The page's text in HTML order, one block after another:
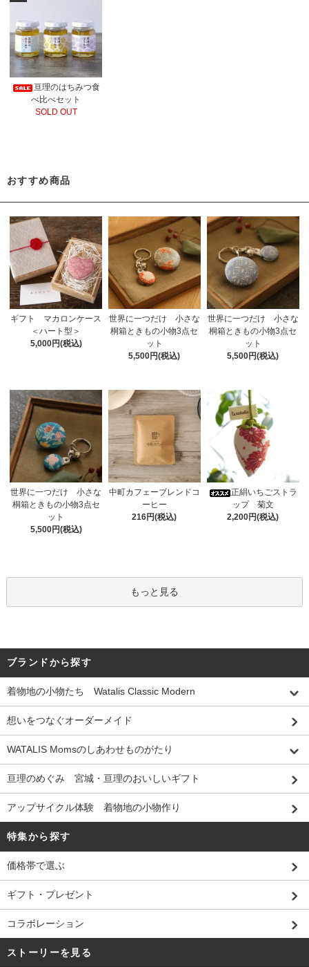
亘理のはちみつ食
べ比べセット
SOLD OUT
おすすめ商品
ギフト マカロンケース
＜ハート型＞
5,000円(税込)
世界に一つだけ 小さな
桐箱ときもの小物3点セ
ット
5,500円(税込)
世界に一つだけ 小さな
桐箱ときもの小物3点セ
ット
5,500円(税込)
世界に一つだけ 小さな
桐箱ときもの小物3点セ
ット
5,500円(税込)
中町カフェーブレンドコ
ーヒー
216円(税込)
正絹いちごストラ
ップ 菊文
2,200円(税込)
もっと見る
ブランドから探す
着物地の小物たち Watalis Classic Modern
想いをつなぐオーダーメイド
WATALIS Momsのしあわせものがたり
亘理のめぐみ 宮城・亘理のおいしいギフト
アップサイクル体験 着物地の小物作り
特集から探す
価格帯で選ぶ
ギフト・プレゼント
コラボレーション
ストーリーを見る